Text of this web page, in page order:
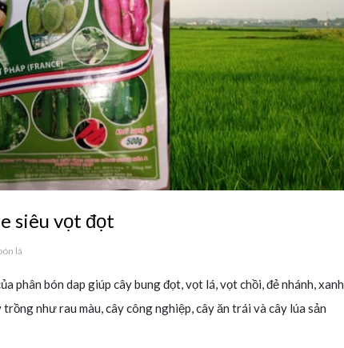
siêu vọt đọt
lá
phân bón dap giúp cây bung đọt, vọt lá, vọt chồi, đẻ nhánh, xanh
như rau màu, cây công nghiệp, cây ăn trái và cây lúa sản